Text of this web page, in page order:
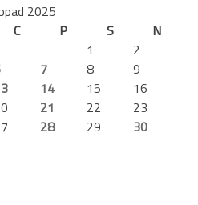
2025
C P S
N
1
2
7 8
9
14 15
16
21 22
23
28 29
30